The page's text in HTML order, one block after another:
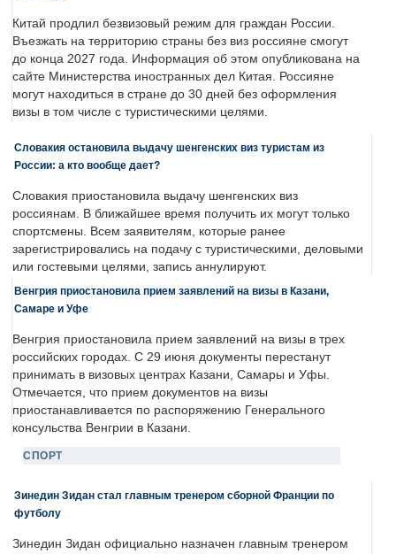
Китай продлил безвизовый режим для граждан России.
Въезжать на территорию страны без виз россияне смогут
до конца 2027 года. Информация об этом опубликована на
сайте Министерства иностранных дел Китая. Россияне
могут находиться в стране до 30 дней без оформления
визы в том числе с туристическими целями.
Словакия остановила выдачу шенгенских виз туристам из
России: а кто вообще дает?
Словакия приостановила выдачу шенгенских виз
россиянам. В ближайшее время получить их могут только
спортсмены. Всем заявителям, которые ранее
зарегистрировались на подачу с туристическими, деловыми
или гостевыми целями, запись аннулируют.
Венгрия приостановила прием заявлений на визы в Казани,
Самаре и Уфе
Венгрия приостановила прием заявлений на визы в трех
российских городах. С 29 июня документы перестанут
принимать в визовых центрах Казани, Самары и Уфы.
Отмечается, что прием документов на визы
приостанавливается по распоряжению Генерального
консульства Венгрии в Казани.
СПОРТ
Зинедин Зидан стал главным тренером сборной Франции по
футболу
Зинедин Зидан официально назначен главным тренером